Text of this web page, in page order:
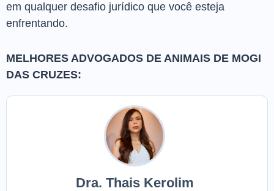
em qualquer desafio jurídico que você esteja
enfrentando.
MELHORES ADVOGADOS DE ANIMAIS DE MOGI
DAS CRUZES:
Dra. Thais Kerolim